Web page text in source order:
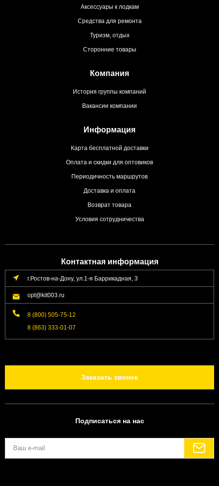
Аксессуары к лодкам
Средства для ремонта
Туризм, отдых
Сторонние товары
Компания
История группы компаний
Вакансии компании
Информация
Карта бесплатной доставки
Оплата и скидки для оптовиков
Периодичность маршрутов
Доставка и оплата
Возврат товара
Условия сотрудничества
Контактная информация
г.Ростов-на-Дону, ул.1-я Баррикадная, 3
opt@kit003.ru
8 (800) 505-75-12
8 (863) 333-01-07
Заказать звонок
Подписаться на нас